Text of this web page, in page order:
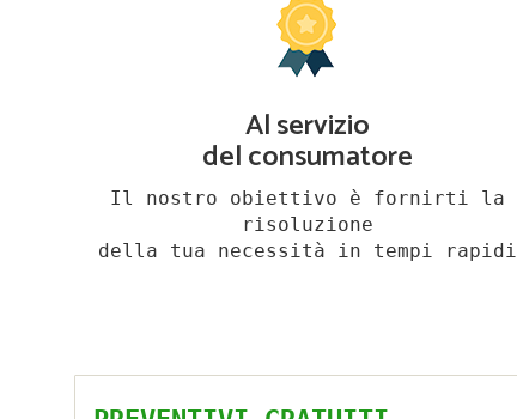
Al servizio
del consumatore
Il nostro obiettivo è fornirti la
risoluzione
della tua necessità in tempi rapidi